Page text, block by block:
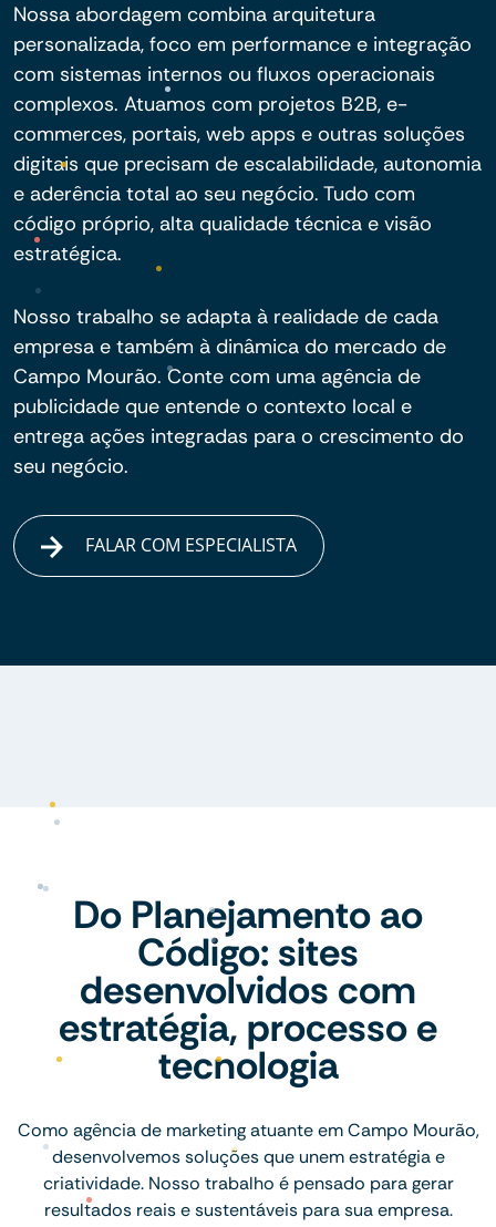
Nossa abordagem combina arquitetura
personalizada, foco em performance e integração
com sistemas internos ou fluxos operacionais
complexos. Atuamos com projetos B2B, e-
commerces, portais, web apps e outras soluções
digitais que precisam de escalabilidade, autonomia
e aderência total ao seu negócio. Tudo com
código próprio, alta qualidade técnica e visão
estratégica.
Nosso trabalho se adapta à realidade de cada
empresa e também à dinâmica do mercado de
Campo Mourão. Conte com uma agência de
publicidade que entende o contexto local e
entrega ações integradas para o crescimento do
seu negócio.
FALAR COM ESPECIALISTA
Do Planejamento ao
Código: sites
desenvolvidos com
estratégia, processo e
tecnologia
Como agência de marketing atuante em Campo Mourão,
desenvolvemos soluções que unem estratégia e
criatividade. Nosso trabalho é pensado para gerar
resultados reais e sustentáveis para sua empresa.